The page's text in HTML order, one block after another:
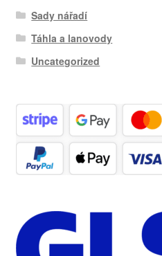
Sady nářadí
Táhla a lanovody
Uncategorized